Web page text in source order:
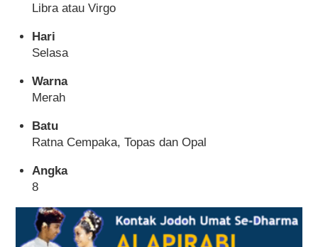
Libra atau Virgo
Hari
Selasa
Warna
Merah
Batu
Ratna Cempaka, Topas dan Opal
Angka
8